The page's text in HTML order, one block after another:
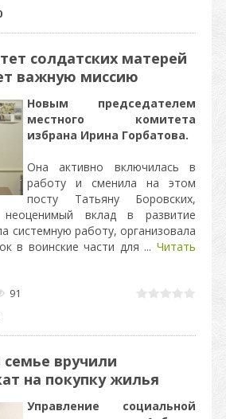
солдатских матерей
важную миссию
Новым председателем
местного комитета
избрана Ирина Горбатова.
Она активно включилась в
работу и сменила на этом
посту Татьяну Боровских,
вклад в развитие
системную работу, организовала
в воинские части для ...Читать
91
вручили
на покупку жилья
Управление социальной